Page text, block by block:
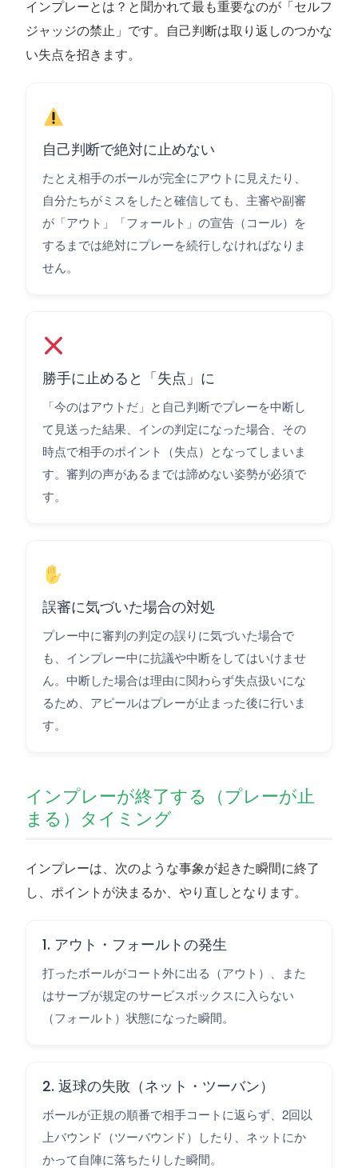
インプレーとは？と聞かれて最も重要なのが「セルフ
ジャッジの禁止」です。自己判断は取り返しのつかな
い失点を招きます。
自己判断で絶対に止めない
たとえ相手のボールが完全にアウトに見えたり、
自分たちがミスをしたと確信しても、主審や副審
が「アウト」「フォールト」の宣告（コール）を
するまでは絶対にプレーを続行しなければなりま
せん。
勝手に止めると「失点」に
「今のはアウトだ」と自己判断でプレーを中断し
て見送った結果、インの判定になった場合、その
時点で相手のポイント（失点）となってしまいま
す。審判の声があるまでは諦めない姿勢が必須で
す。
誤審に気づいた場合の対処
プレー中に審判の判定の誤りに気づいた場合で
も、インプレー中に抗議や中断をしてはいけませ
ん。中断した場合は理由に関わらず失点扱いにな
るため、アピールはプレーが止まった後に行いま
す。
インプレーが終了する（プレーが止
まる）タイミング
インプレーは、次のような事象が起きた瞬間に終了
し、ポイントが決まるか、やり直しとなります。
1. アウト・フォールトの発生
打ったボールがコート外に出る（アウト）、また
はサーブが規定のサービスボックスに入らない
（フォールト）状態になった瞬間。
2. 返球の失敗（ネット・ツーバン）
ボールが正規の順番で相手コートに返らず、2回以
上バウンド（ツーバウンド）したり、ネットにか
かって自陣に落ちたりした瞬間。